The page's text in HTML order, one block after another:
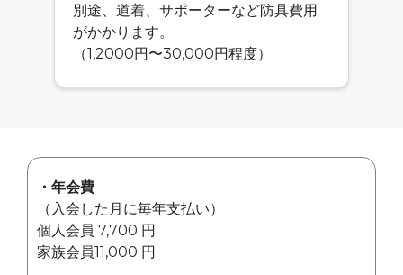
別途、道着、サポーターなど防具費用
がかかります。
（1,2000円〜30,000円程度）
・年会費
（入会した月に毎年支払い）
個人会員 7,700 円
家族会員11,000 円